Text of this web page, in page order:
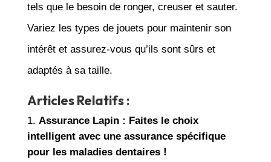
tels que le besoin de ronger, creuser et sauter.
Variez les types de jouets pour maintenir son
intérêt et assurez-vous qu’ils sont sûrs et
adaptés à sa taille.
Articles Relatifs :
Assurance Lapin : Faites le choix
intelligent avec une assurance spécifique
pour les maladies dentaires !